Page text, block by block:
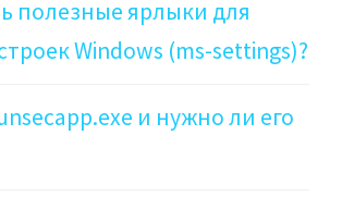
полезные ярлыки для
Windows (ms-settings)?
и нужно ли его